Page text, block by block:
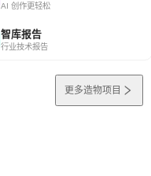
AI 创作更轻松
智库报告
行业技术报告
更多造物项目